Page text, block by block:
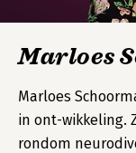
Marloes
Marloes
in ont-wikkeling.
rondom